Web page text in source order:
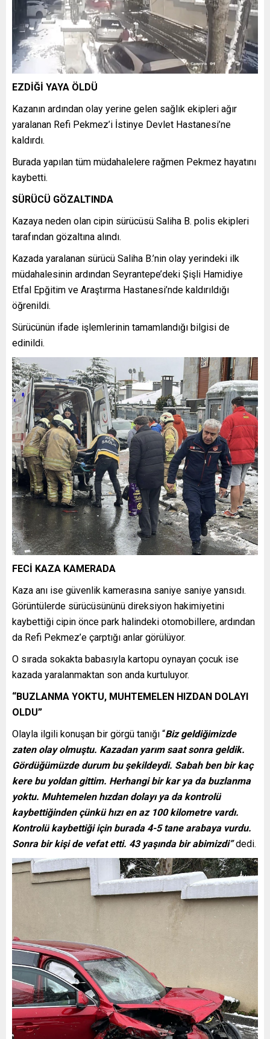
EZDİĞİ YAYA ÖLDÜ
Kazanın ardından olay yerine gelen sağlık ekipleri ağır
yaralanan Refi Pekmez’i İstinye Devlet Hastanesi’ne
kaldırdı.
Burada yapılan tüm müdahalelere rağmen Pekmez hayatını
kaybetti.
SÜRÜCÜ GÖZALTINDA
Kazaya neden olan cipin sürücüsü Saliha B. polis ekipleri
tarafından gözaltına alındı.
Kazada yaralanan sürücü Saliha B.’nin olay yerindeki ilk
müdahalesinin ardından Seyrantepe’deki Şişli Hamidiye
Etfal Epğitim ve Araştırma Hastanesi’nde kaldırıldığı
öğrenildi.
Sürücünün ifade işlemlerinin tamamlandığı bilgisi de
edinildi.
FECİ KAZA KAMERADA
Kaza anı ise güvenlik kamerasına saniye saniye yansıdı.
Görüntülerde sürücüsününü direksiyon hakimiyetini
kaybettiği cipin önce park halindeki otomobillere, ardından
da Refi Pekmez’e çarptığı anlar görülüyor.
O sırada sokakta babasıyla kartopu oynayan çocuk ise
kazada yaralanmaktan son anda kurtuluyor.
“BUZLANMA YOKTU, MUHTEMELEN HIZDAN DOLAYI
OLDU”
Olayla ilgili konuşan bir görgü tanığı “Biz geldiğimizde
zaten olay olmuştu. Kazadan yarım saat sonra geldik.
Gördüğümüzde durum bu şekildeydi. Sabah ben bir kaç
kere bu yoldan gittim. Herhangi bir kar ya da buzlanma
yoktu. Muhtemelen hızdan dolayı ya da kontrolü
kaybettiğinden çünkü hızı en az 100 kilometre vardı.
Kontrolü kaybettiği için burada 4-5 tane arabaya vurdu.
Sonra bir kişi de vefat etti. 43 yaşında bir abimizdi”dedi.